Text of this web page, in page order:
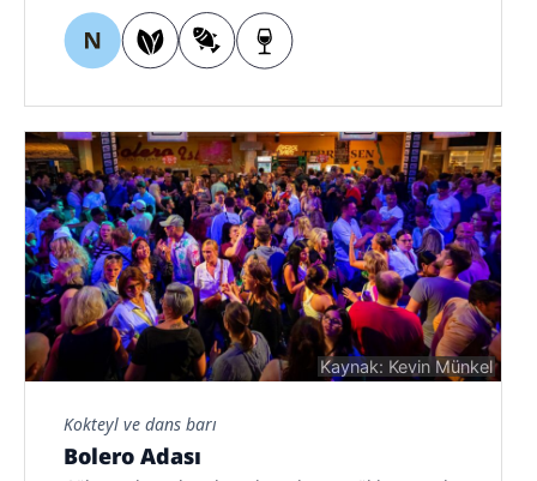
Kaynak: Kevin Münkel
Kokteyl ve dans barı
Bolero Adası